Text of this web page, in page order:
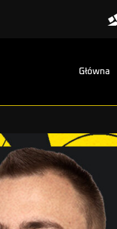
Główna